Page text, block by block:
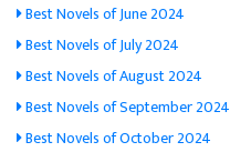
Best Novels of June 2024
Best Novels of July 2024
Best Novels of August 2024
Best Novels of September 2024
Best Novels of October 2024